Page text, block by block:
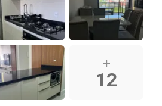
+
12